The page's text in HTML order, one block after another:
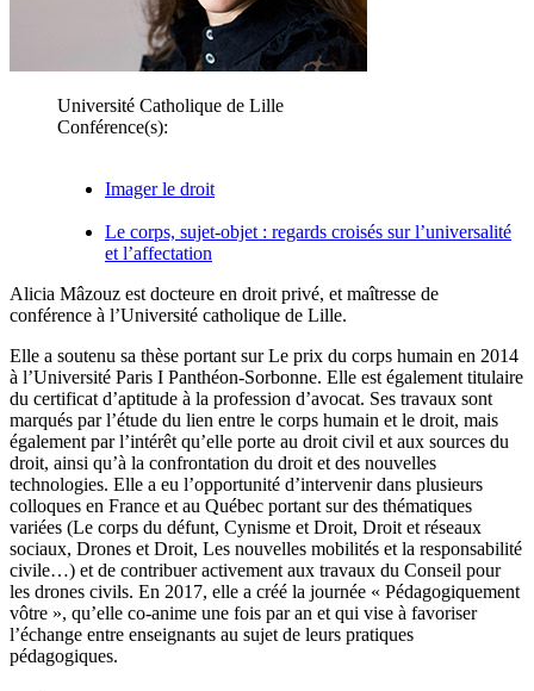
Université Catholique de Lille
Conférence(s):
Imager le droit
Le corps, sujet-objet : regards croisés sur l’universalité
et l’affectation
Alicia Mâzouz est docteure en droit privé, et maîtresse de
conférence à l’Université catholique de Lille.
Elle a soutenu sa thèse portant sur Le prix du corps humain en 2014
à l’Université Paris I Panthéon-Sorbonne. Elle est également titulaire
du certificat d’aptitude à la profession d’avocat. Ses travaux sont
marqués par l’étude du lien entre le corps humain et le droit, mais
également par l’intérêt qu’elle porte au droit civil et aux sources du
droit, ainsi qu’à la confrontation du droit et des nouvelles
technologies. Elle a eu l’opportunité d’intervenir dans plusieurs
colloques en France et au Québec portant sur des thématiques
variées (Le corps du défunt, Cynisme et Droit, Droit et réseaux
sociaux, Drones et Droit, Les nouvelles mobilités et la responsabilité
civile…) et de contribuer activement aux travaux du Conseil pour
les drones civils. En 2017, elle a créé la journée « Pédagogiquement
vôtre », qu’elle co-anime une fois par an et qui vise à favoriser
l’échange entre enseignants au sujet de leurs pratiques
pédagogiques.